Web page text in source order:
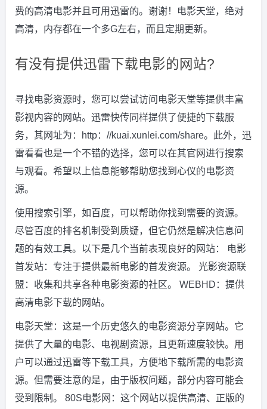
费的高清电影并且可用迅雷的。谢谢！电影天堂，绝对
高清，内存都在一个多G左右，而且定期更新。
有没有提供迅雷下载电影的网站?
寻找电影资源时，您可以尝试访问电影天堂等提供丰富
影视内容的网站。迅雷快传同样提供了便捷的下载服
务，其网址为：http：//kuai.xunlei.com/share。此外，迅
雷看看也是一个不错的选择，您可以在其官网进行搜索
与观看。希望以上信息能够帮助您找到心仪的电影资
源。
使用搜索引擎，如百度，可以帮助你找到需要的资源。
尽管百度的排名机制受到质疑，但它仍然是解决信息问
题的有效工具。以下是几个当前表现良好的网站： 电影
首发站：专注于提供最新电影的首发资源。 光影资源联
盟：收集和共享各种电影资源的社区。 WEBHD：提供
高清电影下载的网站。
电影天堂：这是一个历史悠久的电影资源分享网站。它
提供了大量的电影、电视剧资源，且更新速度较快。用
户可以通过迅雷等下载工具，方便地下载所需的电影资
源。但需要注意的是，由于版权问题，部分内容可能会
受到限制。 80S电影网：这个网站以提供高清、正版的